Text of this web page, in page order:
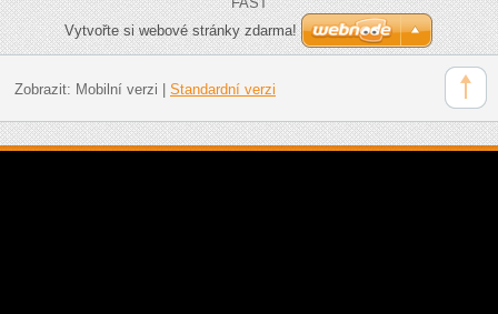
Vytvořte si webové stránky zdarma!
Zobrazit: Mobilní verzi Standardní verzi